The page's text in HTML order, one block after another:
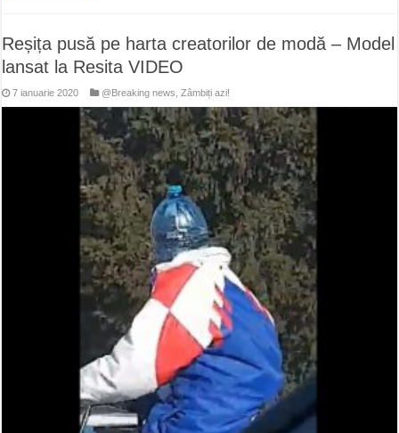
Reșița pusă pe harta creatorilor de modă – Model
lansat la Resita VIDEO
7 ianuarie 2020 @Breaking news ,Zâmbiți azi!